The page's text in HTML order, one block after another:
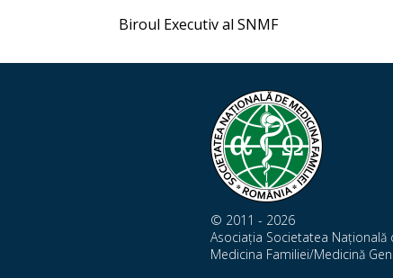
Biroul Executiv al SNMF
© 2011 - 2026
Asociația Societatea Națională
Medicina Familiei/Medicină